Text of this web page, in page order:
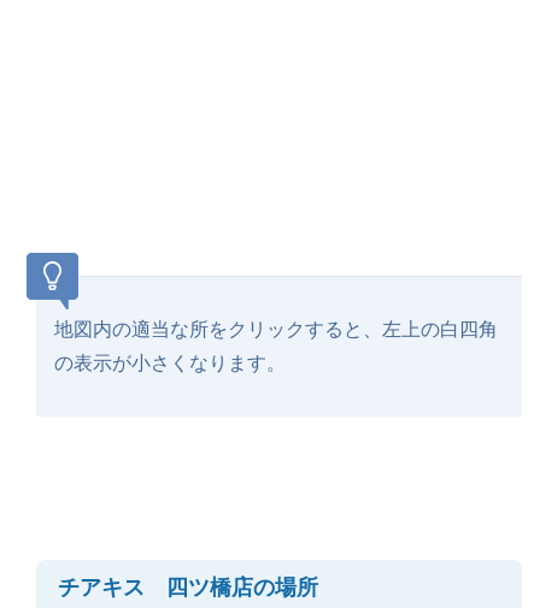
地図内の適当な所をクリックすると、左上の白四角
の表示が小さくなります。
チアキス 四ツ橋店の場所